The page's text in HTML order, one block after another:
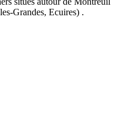
Grandes, Ecuires) .